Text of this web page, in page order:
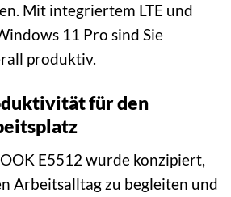
Mit integriertem LTE und
11 Pro sind Sie
produktiv.
für den
E5512 wurde konzipiert,
Arbeitsalltag zu begleiten und